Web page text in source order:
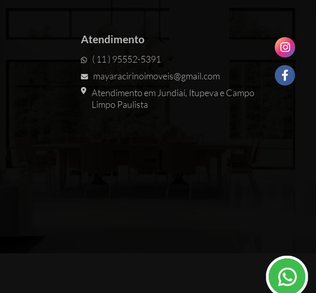
Atendimento
( 11 ) 95552-5391
mayaracirinoimoveis@gmail.com
Atendimento em Jundiaí, Itupeva e Campo
Limpo Paulista